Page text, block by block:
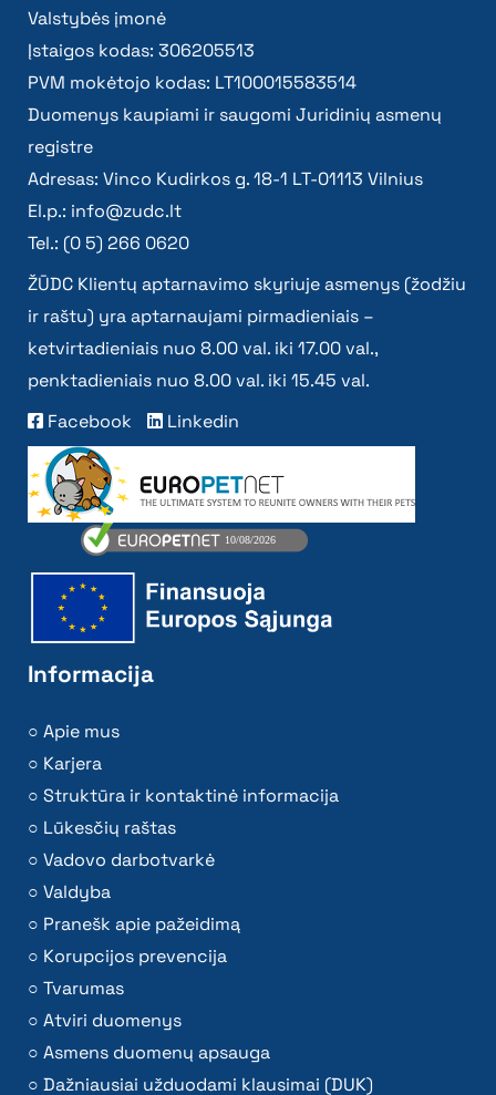
Valstybės įmonė
Įstaigos kodas: 306205513
PVM mokėtojo kodas: LT100015583514
Duomenys kaupiami ir saugomi Juridinių asmenų
registre
Adresas: Vinco Kudirkos g. 18-1 LT-01113 Vilnius
El.p.: info@zudc.lt
Tel.: (0 5) 266 0620
ŽŪDC Klientų aptarnavimo skyriuje asmenys (žodžiu
ir raštu) yra aptarnaujami pirmadieniais –
ketvirtadieniais nuo 8.00 val. iki 17.00 val.,
penktadieniais nuo 8.00 val. iki 15.45 val.
Facebook
Linkedin
Informacija
Apie mus
Karjera
Struktūra ir kontaktinė informacija
Lūkesčių raštas
Vadovo darbotvarkė
Valdyba
Pranešk apie pažeidimą
Korupcijos prevencija
Tvarumas
Atviri duomenys
Asmens duomenų apsauga
Dažniausiai užduodami klausimai (DUK)